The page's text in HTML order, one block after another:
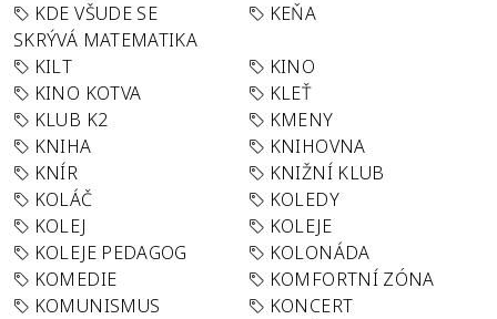
KDE VŠUDE SE
SKRÝVÁ MATEMATIKA
KEŇA
KILT
KINO
KINO KOTVA
KLEŤ
KLUB K2
KMENY
KNIHA
KNIHOVNA
KNÍR
KNIŽNÍ KLUB
KOLÁČ
KOLEDY
KOLEJ
KOLEJE
KOLEJE PEDAGOG
KOLONÁDA
KOMEDIE
KOMFORTNÍ ZÓNA
KOMUNISMUS
KONCERT